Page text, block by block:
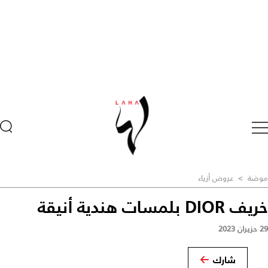
موضة > عروض أزياء
خريف DIOR بلمسات هندية أنيقة
29 حزيران 2023
شارك